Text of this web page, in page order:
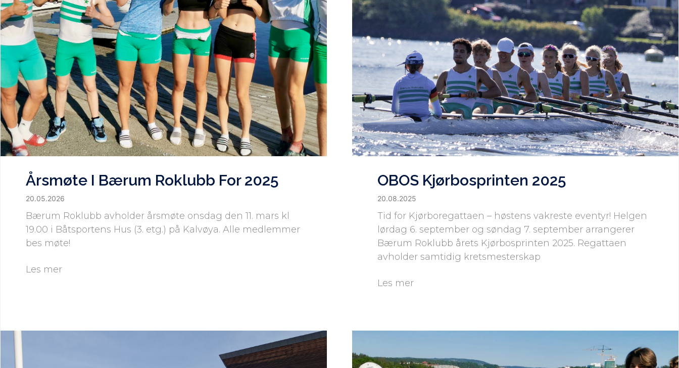
Årsmøte I Bærum Roklubb For 2025
20.05.2026
Bærum Roklubb avholder årsmøte onsdag den 11. mars kl
19.00 i Båtsportens Hus (3. etg.) på Kalvøya. Alle medlemmer
bes møte!
Les mer
OBOS Kjørbosprinten 2025
20.08.2025
Tid for Kjørboregattaen – høstens vakreste eventyr! Helgen
lørdag 6. september og søndag 7. september arrangerer
Bærum Roklubb årets Kjørbosprinten 2025. Regattaen
avholder samtidig kretsmesterskap
Les mer